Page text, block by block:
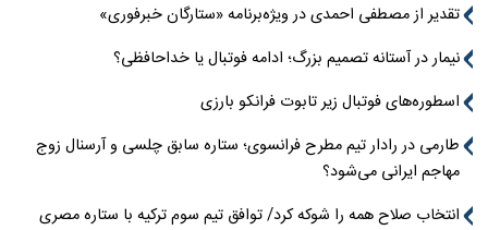
تقدیر از مصطفی احمدی در ویژه‌برنامه «ستارگان خبرفوری»
نیمار در آستانه تصمیم بزرگ؛ ادامه فوتبال یا خداحافظی؟
اسطوره‌های فوتبال زیر تابوت فرانکو بارزی
طارمی در رادار تیم مطرح فرانسوی؛ ستاره سابق چلسی و آرسنال زوج
مهاجم ایرانی می‌شود؟
انتخاب صلاح همه را شوکه کرد/ توافق تیم سوم ترکیه با ستاره مصری